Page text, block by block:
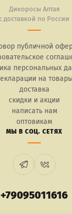
Дикоросы Алтая
с доставкой по России
публичной
персональных
на товары
доставка
скидки и акции
написать нам
оптовикам
МЫ В СОЦ. СЕТЯХ
+79095011616